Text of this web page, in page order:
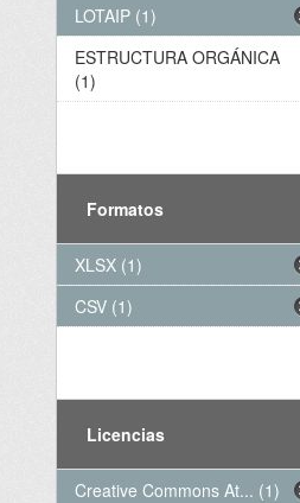
LOTAIP (1)
ESTRUCTURA ORGÁNICA
(1)
Formatos
XLSX (1)
CSV (1)
Licencias
Creative Commons At... (1)